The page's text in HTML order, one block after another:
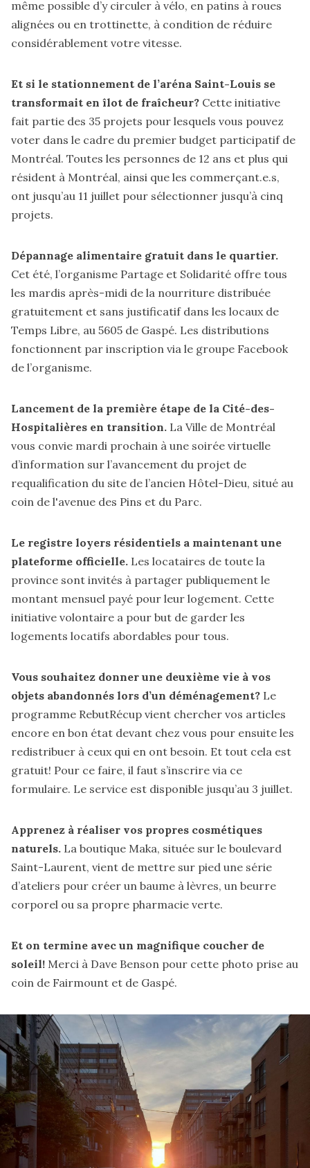
même possible d’y circuler à vélo, en patins à roues
alignées ou en trottinette, à condition de réduire
considérablement votre vitesse.
Et si le stationnement de l’aréna Saint-Louis se
transformait en îlot de fraîcheur? Cette initiative
fait partie des 35 projets pour lesquels vous pouvez
voter dans le cadre du premier budget participatif de
Montréal. Toutes les personnes de 12 ans et plus qui
résident à Montréal, ainsi que les commerçant.e.s,
ont jusqu’au 11 juillet pour sélectionner jusqu’à cinq
projets.
Dépannage alimentaire gratuit dans le quartier.
Cet été, l’organisme Partage et Solidarité offre tous
les mardis après-midi de la nourriture distribuée
gratuitement et sans justificatif dans les locaux de
Temps Libre, au 5605 de Gaspé. Les distributions
fonctionnent par inscription via le groupe Facebook
de l’organisme.
Lancement de la première étape de la Cité-des-
Hospitalières en transition. La Ville de Montréal
vous convie mardi prochain à une soirée virtuelle
d’information sur l’avancement du projet de
requalification du site de l’ancien Hôtel-Dieu, situé au
coin de l'avenue des Pins et du Parc.
Le registre loyers résidentiels a maintenant une
plateforme officielle. Les locataires de toute la
province sont invités à partager publiquement le
montant mensuel payé pour leur logement. Cette
initiative volontaire a pour but de garder les
logements locatifs abordables pour tous.
Vous souhaitez donner une deuxième vie à vos
objets abandonnés lors d’un déménagement? Le
programme RebutRécup vient chercher vos articles
encore en bon état devant chez vous pour ensuite les
redistribuer à ceux qui en ont besoin. Et tout cela est
gratuit! Pour ce faire, il faut s’inscrire via ce
formulaire. Le service est disponible jusqu’au 3 juillet.
Apprenez à réaliser vos propres cosmétiques
naturels. La boutique Maka, située sur le boulevard
Saint-Laurent, vient de mettre sur pied une série
d’ateliers pour créer un baume à lèvres, un beurre
corporel ou sa propre pharmacie verte.
Et on termine avec un magnifique coucher de
soleil! Merci à Dave Benson pour cette photo prise au
coin de Fairmount et de Gaspé.